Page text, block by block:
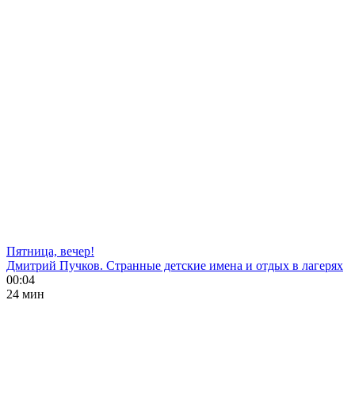
Пятница, вечер!
Дмитрий Пучков. Странные детские имена и отдых в лагерях
00:04
24 мин